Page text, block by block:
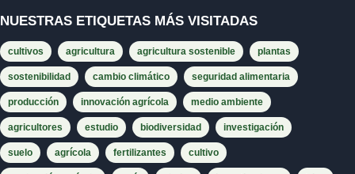
NUESTRAS ETIQUETAS MÁS VISITADAS
cultivos agricultura agricultura sostenible plantas
sostenibilidad cambio climático seguridad alimentaria
producción innovación agrícola medio ambiente
agricultores estudio biodiversidad investigación
suelo agrícola fertilizantes cultivo